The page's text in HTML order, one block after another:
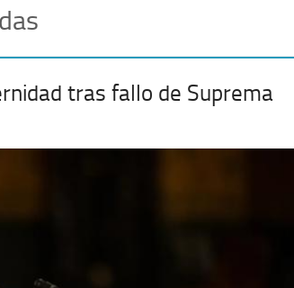
tras fallo de Suprema